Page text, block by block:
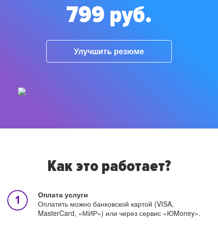
799 руб.
Улучшить резюме
Как это работает?
Оплата услуги
Оплатить можно банковской картой (VISA,
MasterCard, «МИР») или через сервис «ЮMoney».